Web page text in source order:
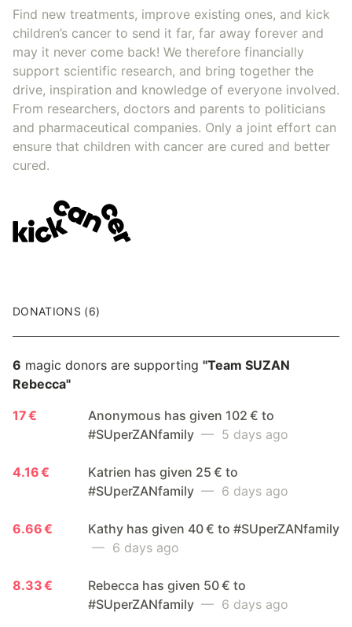
Find new treatments, improve existing ones, and kick
children’s cancer to send it far, far away forever and
may it never come back! We therefore financially
support scientific research, and bring together the
drive, inspiration and knowledge of everyone involved.
From researchers, doctors and parents to politicians
and pharmaceutical companies. Only a joint effort can
ensure that children with cancer are cured and better
cured.
DONATIONS (6)
6 magic donors are supporting "Team SUZAN
Rebecca"
17 €
Anonymous has given 102 € to
#SUperZANfamily — 5 days ago
4.16 €
Katrien has given 25 € to
#SUperZANfamily — 6 days ago
6.66 €
Kathy has given 40 € to #SUperZANfamily
— 6 days ago
8.33 €
Rebecca has given 50 € to
#SUperZANfamily — 6 days ago